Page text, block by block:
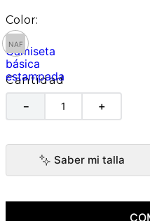
Cantidad
＋
－
Saber mi talla